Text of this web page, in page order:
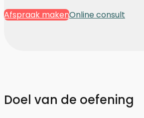
Afspraak makenOnline consult
Doel van de oefening